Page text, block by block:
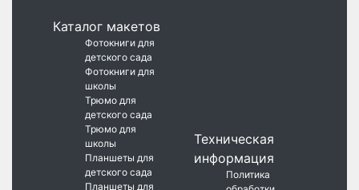
Каталог макетов
Фотокниги для
детского сада
Фотокниги для
школы
Трюмо для
детского сада
Трюмо для
школы
Планшеты для
детского сада
Планшеты для
Техническая
информация
Политика